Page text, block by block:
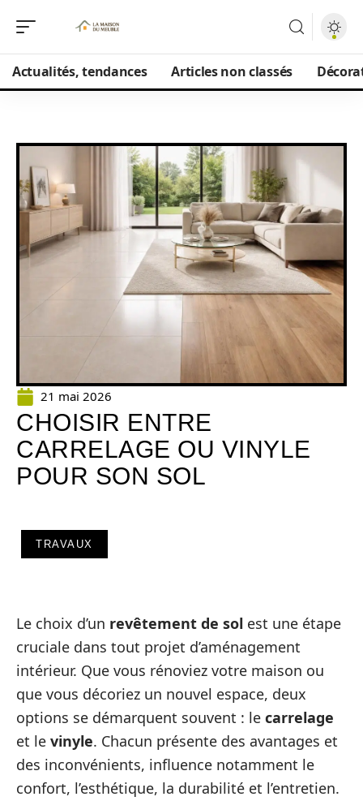
Actualités, tendances Articles non classés
21 mai 2026
CHOISIR ENTRE
CARRELAGE OU VINYLE
POUR SON SOL
TRAVAUX
Le choix d’un revêtement de sol est une étape
cruciale dans tout projet d’aménagement
intérieur. Que vous rénoviez votre maison ou
que vous décoriez un nouvel espace, deux
options se démarquent souvent : le carrelage
et le vinyle. Chacun présente des avantages et
des inconvénients, influence notamment le
confort, l’esthétique, la durabilité et l’entretien.